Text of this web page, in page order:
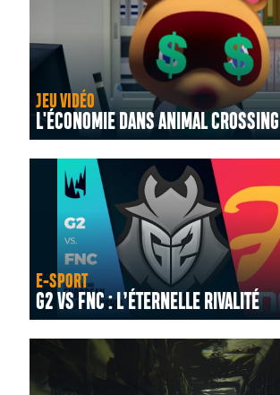
JEU VIDÉO
L'ÉCONOMIE DANS ANIMAL CROSSING
E-SPORT
G2 VS FNC : L’ÉTERNELLE RIVALITÉ